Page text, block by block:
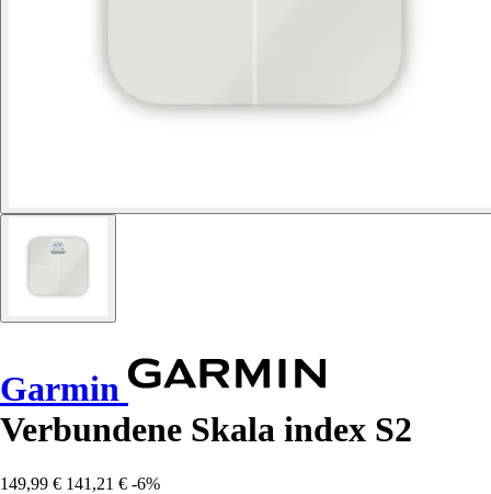
Garmin
Verbundene Skala index S2
149,99 € 141,21 € -6%